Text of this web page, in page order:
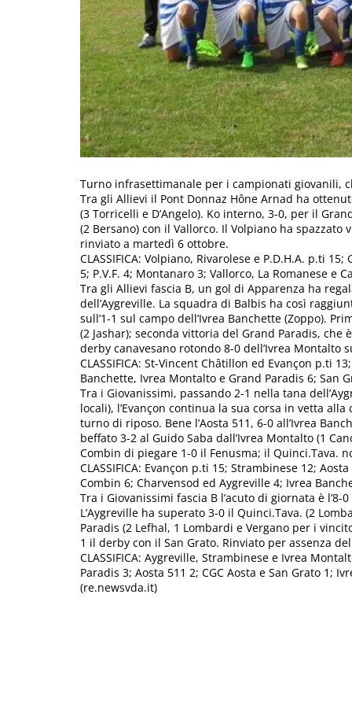
Turno infrasettimanale per i campionati giovanili,
Tra gli Allievi il Pont Donnaz Hône Arnad ha
(3 Torricelli e D’Angelo). Ko interno, 3-0, per il
(2 Bersano) con il Vallorco. Il Volpiano ha spazzato
rinviato a martedì 6 ottobre.
CLASSIFICA: Volpiano, Rivarolese e P.D.H.A. p.ti
5; P.V.F. 4; Montanaro 3; Vallorco, La Romanese e
Tra gli Allievi fascia B, un gol di Apparenza ha
dell’Aygreville. La squadra di Balbis ha così
sull’1-1 sul campo dell’Ivrea Banchette (Zoppo).
(2 Jashar); seconda vittoria del Grand Paradis, che
derby canavesano rotondo 8-0 dell’Ivrea Montalto
CLASSIFICA: St-Vincent Châtillon ed Evançon p.ti
Banchette, Ivrea Montalto e Grand Paradis 6; San
Tra i Giovanissimi, passando 2-1 nella tana
locali), l’Evançon continua la sua corsa in vetta
turno di riposo. Bene l’Aosta 511, 6-0 all’Ivrea
beffato 3-2 al Guido Saba dall’Ivrea Montalto (1
Combin di piegare 1-0 il Fenusma; il Quinci.Tava.
CLASSIFICA: Evançon p.ti 15; Strambinese 12;
Combin 6; Charvensod ed Aygreville 4; Ivrea
Tra i Giovanissimi fascia B l’acuto di giornata è
L’Aygreville ha superato 3-0 il Quinci.Tava. (2
Paradis (2 Lefhal, 1 Lombardi e Vergano per i
1 il derby con il San Grato. Rinviato per assenza
CLASSIFICA: Aygreville, Strambinese e Ivrea
Paradis 3; Aosta 511 2; CGC Aosta e San Grato 1;
(re.newsvda.it)